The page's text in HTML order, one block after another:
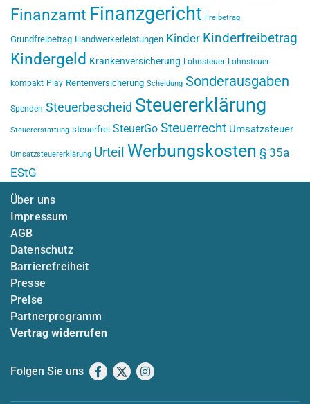
Finanzamt Finanzgericht Freibetrag
Grundfreibetrag Handwerkerleistungen Kinder Kinderfreibetrag
Kindergeld Krankenversicherung Lohnsteuer Lohnsteuer
kompakt Play Rentenversicherung Scheidung Sonderausgaben
Spenden Steuerbescheid Steuererklärung
Steuererstattung steuerfrei SteuerGo Steuerrecht Umsatzsteuer
Umsatzsteuererklärung Urteil Werbungskosten § 35a
EStG
Über uns
Impressum
AGB
Datenschutz
Barrierefreiheit
Presse
Preise
Partnerprogramm
Vertrag widerrufen
Folgen Sie uns Facebook
X Instagram